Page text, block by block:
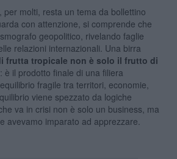
per molti, resta un tema da bollettino
con attenzione, si comprende che
geopolitico, rivelando faglie
relazioni internazionali. Una birra
frutta tropicale non è solo il frutto di
: è il prodotto finale di una filiera
fragile tra territori, economie,
viene spezzato da logiche
va in crisi non è solo un business, ma
avevamo imparato ad apprezzare.